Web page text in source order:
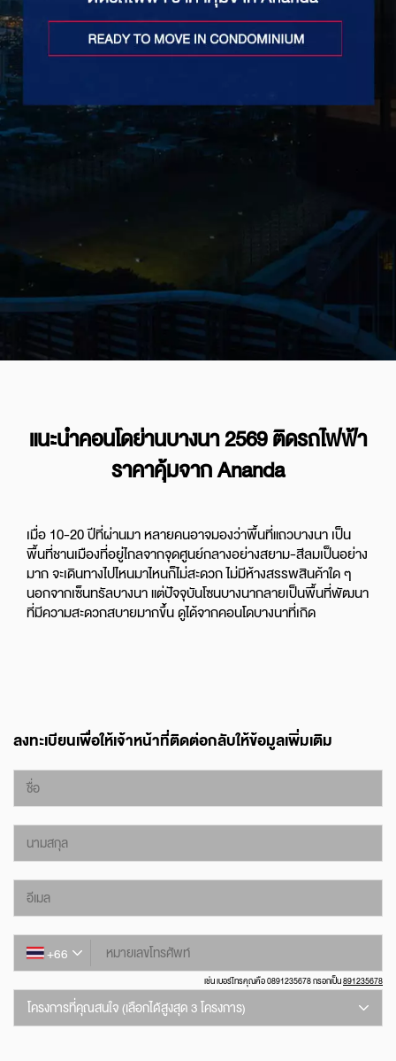
แนะนำคอนโดย่านบางนา 2569 ติดรถไฟฟ้า
ราคาคุ้มจาก Ananda
เมื่อ 10-20 ปีที่ผ่านมา หลายคนอาจมองว่าพื้นที่แถวบางนา เป็น
พื้นที่ชานเมืองที่อยู่ไกลจากจุดศูนย์กลางอย่างสยาม-สีลมเป็นอย่าง
มาก จะเดินทางไปไหนมาไหนก็ไม่สะดวก ไม่มีห้างสรรพสินค้าใด ๆ
นอกจากเซ็นทรัลบางนา แต่ปัจจุบันโซนบางนากลายเป็นพื้นที่พัฒนา
ที่มีความสะดวกสบายมากขึ้น ดูได้จากคอนโดบางนาที่เกิด
ลงทะเบียนเพื่อให้เจ้าหน้าที่ติดต่อกลับให้ข้อมูลเพิ่มเติม
ชื่อ
นามสกุล
อีเมล
+66 หมายเลขโทรศัพท์
เช่น เบอร์โทรคุณคือ 0891235678 กรอกเป็น891235678
โครงการที่คุณสนใจ (เลือกได้สูงสุด 3 โครงการ)